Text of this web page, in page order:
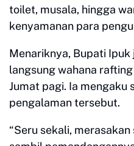
toilet, musala, hingga
kenyamanan para
Menariknya, Bupati
langsung wahana
Jumat pagi. Ia mengaku
pengalaman tersebut.
“Seru sekali, merasakan